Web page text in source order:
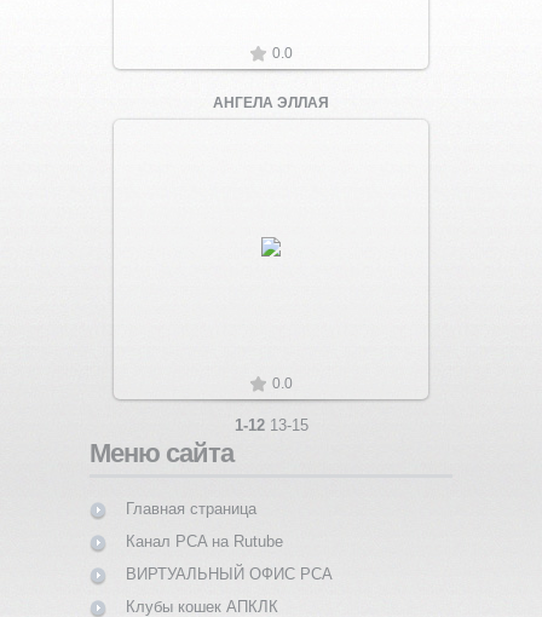
0.0
АНГЕЛА ЭЛЛАЯ
Увеличить
0.0
1-12 13-15
Меню сайта
Главная страница
Канал PCA на Rutube
ВИРТУАЛЬНЫЙ ОФИС PCA
Клубы кошек АПКЛК